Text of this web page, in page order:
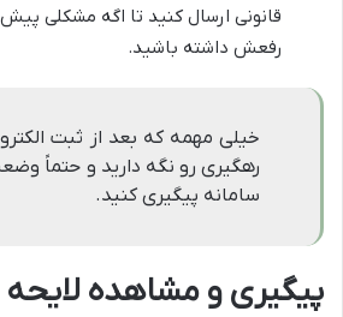
قانونی ارسال کنید تا اگه مشکلی
رفعش داشته باشید.
خیلی مهمه که بعد از ثبت
رهگیری رو نگه دارید و حتماً
سامانه پیگیری کنید.
پیگیری و مشاهده